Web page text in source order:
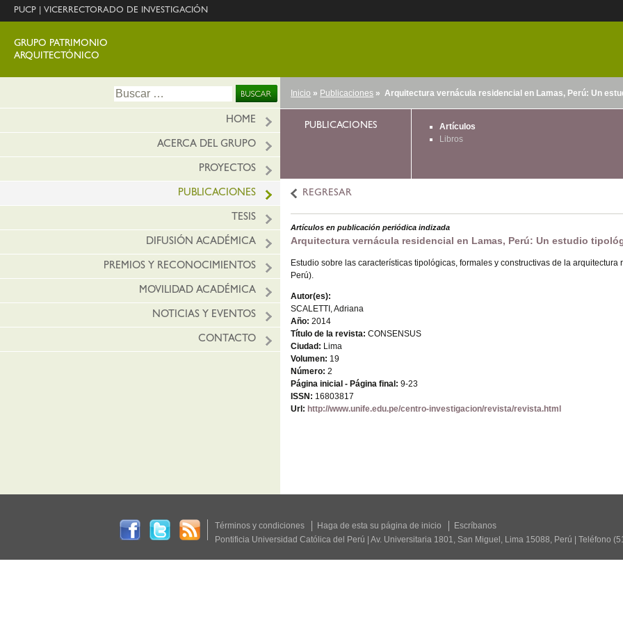
PUCP VICERRECTORADO DE INVESTIGACIÓN
GRUPO PATRIMONIO
ARQUITECTÓNICO
Buscar:
HOME
ACERCA DEL GRUPO
PROYECTOS
PUBLICACIONES
TESIS
DIFUSIÓN ACADÉMICA
PREMIOS Y RECONOCIMIENTOS
MOVILIDAD ACADÉMICA
NOTICIAS Y EVENTOS
CONTACTO
Inicio » Publicaciones » Arquitectura vernácula residencial en Lamas, Perú: Un
PUBLICACIONES
Artículos
Libros
REGRESAR
Artículos en publicación periódica indizada
Arquitectura vernácula residencial en Lamas, Perú: Un estudio
Estudio sobre las características tipológicas, formales y constructivas de la
Perú).
Autor(es):
SCALETTI, Adriana
Año: 2014
Título de la revista: CONSENSUS
Ciudad: Lima
Volumen: 19
Número: 2
Página inicial - Página final: 9-23
ISSN: 16803817
Url: http://www.unife.edu.pe/centro-investigacion/revista/revista.html
Términos y condiciones Haga de esta su página de inicio
Escríbanos
Pontificia Universidad Católica del Perú | Av. Universitaria 1801, San Miguel, Lima 15088, Perú | Teléfono